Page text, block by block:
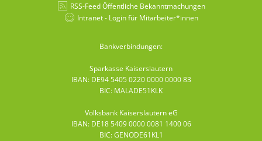
RSS-Feed Öffentliche Bekanntmachungen
Intranet - Login für Mitarbeiter*innen
Bankverbindungen:
Sparkasse Kaiserslautern
IBAN: DE94 5405 0220 0000 0000 83
BIC: MALADE51KLK
Volksbank Kaiserslautern eG
IBAN: DE18 5409 0000 0081 1400 06
BIC: GENODE61KL1